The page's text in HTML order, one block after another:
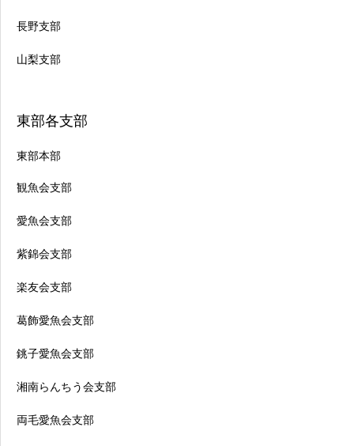
長野支部
山梨支部
東部各支部
東部本部
観魚会支部
愛魚会支部
紫錦会支部
楽友会支部
葛飾愛魚会支部
銚子愛魚会支部
湘南らんちう会支部
両毛愛魚会支部